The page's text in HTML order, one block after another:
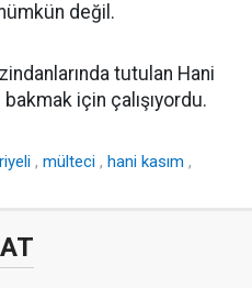
değil.
tutulan Hani
için çalışıyordu.
, mülteci , hani kasım ,